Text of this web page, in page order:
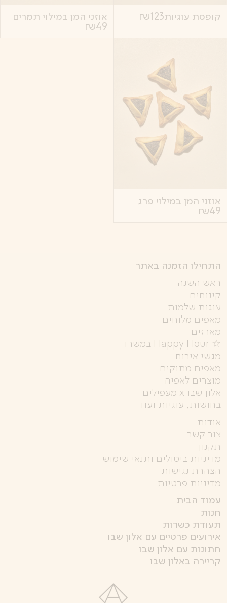
קופסת עוגיות123
₪
אוזני המן במילוי תמרים
49
₪
אוזני המן במילוי פרג
49
₪
התחילו הזמנה באתר
ראש השנה
קינוחים
עוגות שלמות
מאפים מלוחים
מארזים
☆ Happy Hour במשרד
מגשי אירוח
מאפים מתוקים
מוצרים לאפיה
אלון שבו x מעפילים
בחושות, עוגיות ועוד
אודות
צור קשר
תקנון
מדיניות ביטולים ותנאי שימוש
הצהרת נגישות
מדיניות פרטיות
עמוד הבית
חנות
תעודת כשרות
אירועים פרטיים עם אלון שבו
חתונות עם אלון שבו
קריירה באלון שבו